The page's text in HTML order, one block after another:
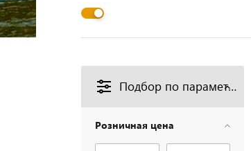
Подбор по параметрам
Розничная цена